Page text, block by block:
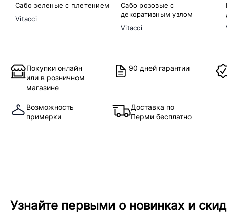
Сабо зеленые с плетением
Vitacci
Сабо розовые с
декоративным узлом
Vitacci
Покупки онлайн
или в розничном
магазине
90 дней гарантии
Возможность
примерки
Доставка по
Перми бесплатно
Узнайте первыми о новинках и